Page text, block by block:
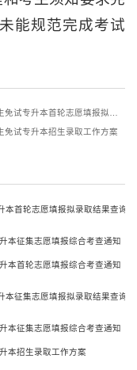
能规范完成考试
首轮志愿填报拟录取结果查询通知
免试专升本招生录取工作方案
本首轮志愿填报拟录取结果查询
本征集志愿填报综合考查通知
本首轮志愿填报综合考查通知
本征集志愿填报拟录取结果查询
本征集志愿填报综合考查通知
本招生录取工作方案